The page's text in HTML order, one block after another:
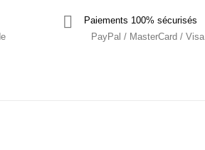
Paiements 100% sécurisés
PayPal / MasterCard / Visa